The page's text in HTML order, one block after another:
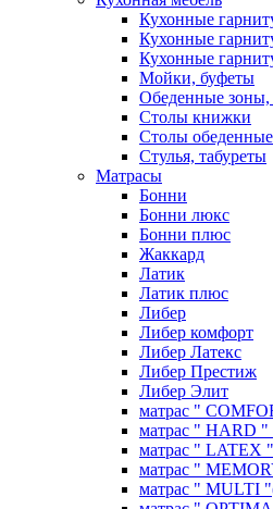
Кухонные
Кухонные
Кухонные
Мойки, буфеты
Обеденные
Столы книжки
Столы обеденные
Стулья, табуреты
Матрасы
Бонни
Бонни люкс
Бонни плюс
Жаккард
Латик
Латик плюс
Либер
Либер комфорт
Либер Латекс
Либер Престиж
Либер Элит
матрас "
матрас " HARD
матрас "
матрас "
матрас "